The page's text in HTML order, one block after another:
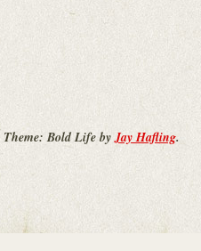
Theme: Bold Life byJay Hafling.